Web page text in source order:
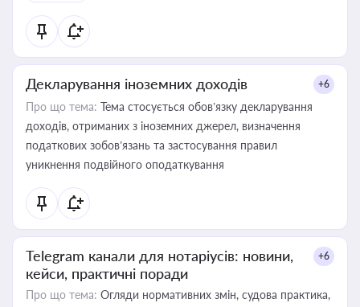
Декларування іноземних доходів +6
Про що тема: Тема стосується обов’язку декларування
доходів, отриманих з іноземних джерел, визначення
податкових зобов’язань та застосування правил
уникнення подвійного оподаткування
Telegram канали для нотаріусів: новини,
кейси, практичні поради
+6
Про що тема: Огляди нормативних змін, судова практика,